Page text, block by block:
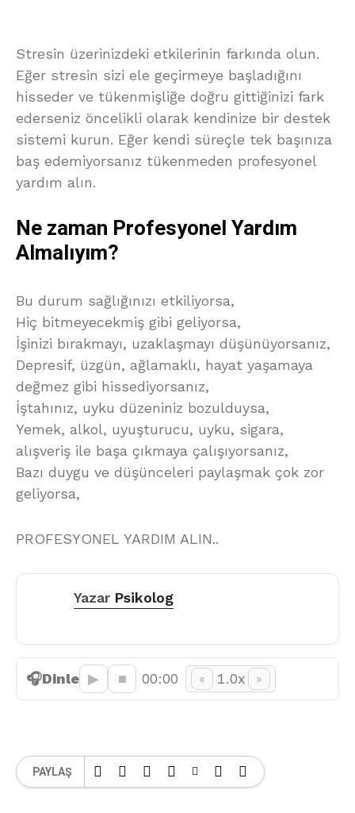
Stresin üzerinizdeki etkilerinin farkında olun.
Eğer stresin sizi ele geçirmeye başladığını
hisseder ve tükenmişliğe doğru gittiğinizi fark
ederseniz öncelikli olarak kendinize bir destek
sistemi kurun. Eğer kendi süreçle tek başınıza
baş edemiyorsanız tükenmeden profesyonel
yardım alın.
Ne zaman Profesyonel Yardım
Almalıyım?
Bu durum sağlığınızı etkiliyorsa,
Hiç bitmeyecekmiş gibi geliyorsa,
İşinizi bırakmayı, uzaklaşmayı düşünüyorsanız,
Depresif, üzgün, ağlamaklı, hayat yaşamaya
değmez gibi hissediyorsanız,
İştahınız, uyku düzeniniz bozulduysa,
Yemek, alkol, uyuşturucu, uyku, sigara,
alışveriş ile başa çıkmaya çalışıyorsanız,
Bazı duygu ve düşünceleri paylaşmak çok zor
geliyorsa,
PROFESYONEL YARDIM ALIN..
Yazar Psikolog
🎧Dinle ▶︎ ■ 00:00 « 1.0x »
PAYLAŞ